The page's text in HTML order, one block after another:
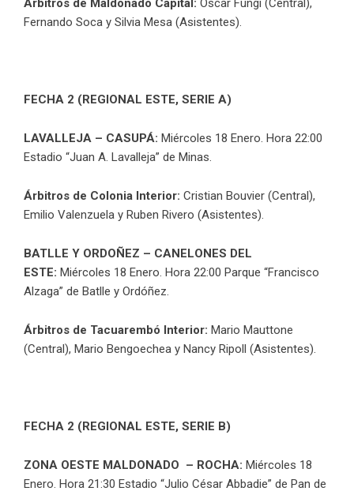
Árbitros de Maldonado Capital: Oscar Fungi (Central),
Fernando Soca y Silvia Mesa (Asistentes).
FECHA 2 (REGIONAL ESTE, SERIE A)
LAVALLEJA – CASUPÁ: Miércoles 18 Enero. Hora 22:00
Estadio “Juan A. Lavalleja” de Minas.
Árbitros de Colonia Interior: Cristian Bouvier (Central),
Emilio Valenzuela y Ruben Rivero (Asistentes).
BATLLE Y ORDOÑEZ – CANELONES DEL
ESTE: Miércoles 18 Enero. Hora 22:00 Parque “Francisco
Alzaga” de Batlle y Ordóñez.
Árbitros de Tacuarembó Interior: Mario Mauttone
(Central), Mario Bengoechea y Nancy Ripoll (Asistentes).
FECHA 2 (REGIONAL ESTE, SERIE B)
ZONA OESTE MALDONADO – ROCHA: Miércoles 18
Enero. Hora 21:30 Estadio “Julio César Abbadie” de Pan de